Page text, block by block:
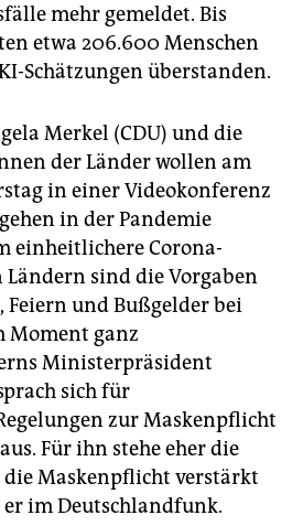
mehr gemeldet. Bis
etwa 206.600 Menschen
Schätzungen überstanden.
Merkel (CDU) und die
der Länder wollen am
in einer Videokonferenz
in der Pandemie
einheitlichere Corona-
Ländern sind die Vorgaben
und Bußgelder bei
Moment ganz
Ministerpräsident
sich für
zur Maskenpflicht
Für ihn stehe eher die
die Maskenpflicht verstärkt
er im Deutschlandfunk.